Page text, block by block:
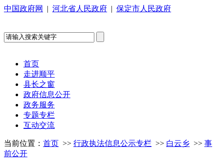
中国政府网 | 河北省人民政府 | 保定市人民政府
首页
走进顺平
县长之窗
政府信息公开
政务服务
专题专栏
互动交流
当前位置： 首页 >> 行政执法信息公示专栏 >> 白云乡 >> 事
前公开